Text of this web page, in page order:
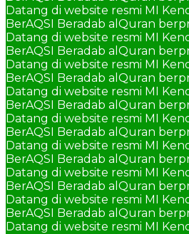
Datang di website resmi MI
BerAQSI Beradab alQuran
Datang di website resmi MI
BerAQSI Beradab alQuran
Datang di website resmi MI
BerAQSI Beradab alQuran
Datang di website resmi MI
BerAQSI Beradab alQuran
Datang di website resmi MI
BerAQSI Beradab alQuran
Datang di website resmi MI
BerAQSI Beradab alQuran
Datang di website resmi MI
BerAQSI Beradab alQuran
Datang di website resmi MI
BerAQSI Beradab alQuran
Datang di website resmi MI